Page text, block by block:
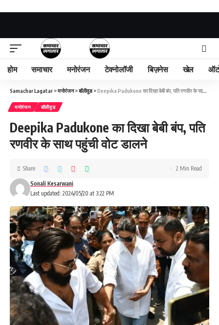
होम समाचार मनोरंजन टेक्नोलॉजी बिज़नेस खेल
Samachar Lagatar >मनोरंजन>बॉलीवुड>Deepika Padukone का दिखा बेबी बंप, पति रणवीर के साथ पहुंची वोट डालने
मनोरंजन बॉलीवुड
Deepika Padukone का दिखा बेबी बंप, पति
रणवीर के साथ पहुंची वोट डालने
Last updated: 2024/05/20 at 3:22 PM
Sonali Kesarwani
Share 2 Min Read